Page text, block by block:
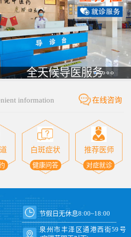
全天候导医服务
information 在线咨询
白斑症状
健康问答
推荐医师
对症就诊
节假日无休息8:00~18:00
泉州市丰泽区通港西街59号